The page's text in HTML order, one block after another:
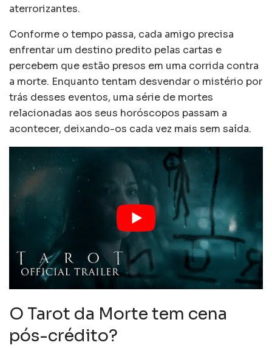
aterrorizantes.
Conforme o tempo passa, cada amigo precisa
enfrentar um destino predito pelas cartas e
percebem que estão presos em uma corrida contra
a morte. Enquanto tentam desvendar o mistério por
trás desses eventos, uma série de mortes
relacionadas aos seus horóscopos passam a
acontecer, deixando-os cada vez mais sem saída.
O Tarot da Morte tem cena
pós-crédito?